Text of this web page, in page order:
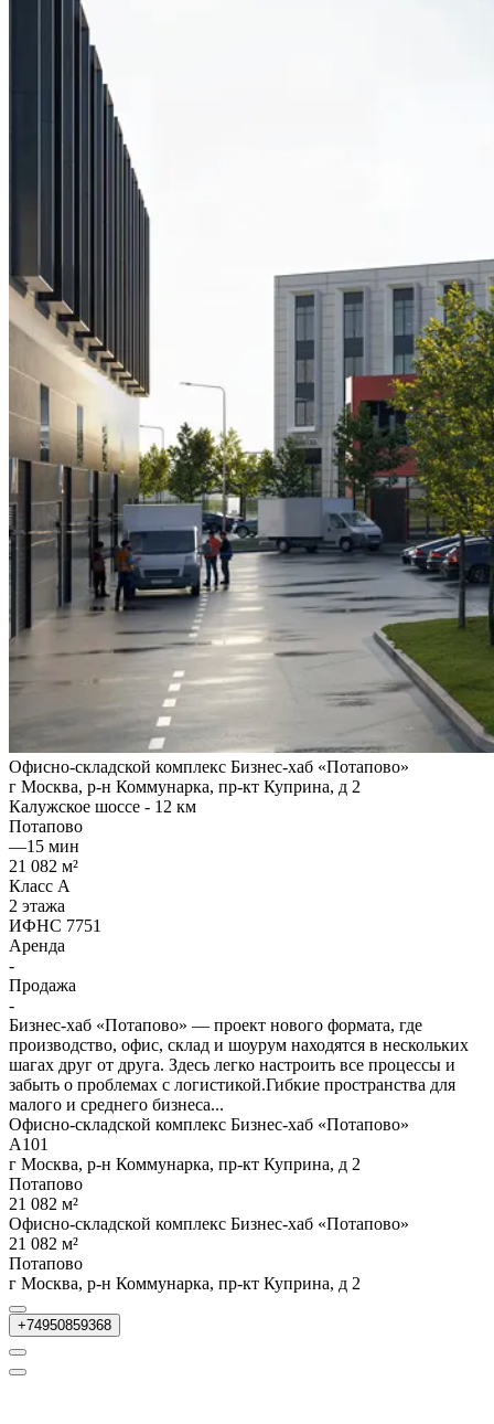
Офисно-складской комплекс Бизнес-хаб «Потапово»
г Москва, р-н Коммунарка, пр-кт Куприна, д 2
Калужское шоссе - 12 км
Потапово
—15 мин
21 082 м²
Класс A
2 этажа
ИФНС 7751
Аренда
-
Продажа
-
Бизнес-хаб «Потапово» — проект нового формата, где
производство, офис, склад и шоурум находятся в нескольких
шагах друг от друга. Здесь легко настроить все процессы и
забыть о проблемах с логистикой.Гибкие пространства для
малого и среднего бизнеса...
Офисно-складской комплекс Бизнес-хаб «Потапово»
А101
г Москва, р-н Коммунарка, пр-кт Куприна, д 2
Потапово
21 082 м²
Офисно-складской комплекс Бизнес-хаб «Потапово»
21 082 м²
Потапово
г Москва, р-н Коммунарка, пр-кт Куприна, д 2
+74950859368